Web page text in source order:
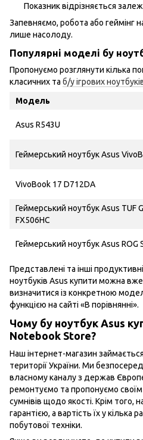
Показник відрізняється
Запевняємо, робота або геймінг
лише насолоду.
Популярні моделі бу
Пропонуємо розглянути кілька
класичних та б/у ігрових
Модель
Asus R543U
Геймерський ноутбук Asus
VivoBook 17 D712DA
Геймерський ноутбук Asus TUF
FX506HC
Геймерський ноутбук Asus ROG
Представлені та інші
ноутбуків Asus купити можна
визначитися із конкретною
функцією на сайті «В порівнянні».
Чому бу ноутбук Asus
Notebook Store?
Наш інтернет-магазин
території України. Ми
власному каналу з держав
ремонтуємо та пропонуємо
сумнівів щодо якості. Крім того,
гарантією, а вартість їх у кілька
побутової техніки.